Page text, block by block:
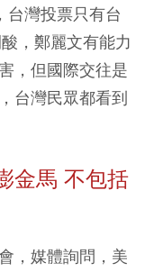
台灣投票只有台
，鄭麗文有能力
，但國際交往是
台灣民眾都看到
金馬 不包括
，媒體詢問，美